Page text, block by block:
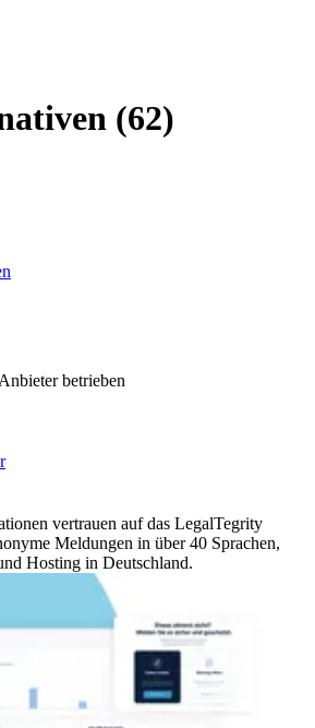
(62)
betrieben
vertrauen auf das LegalTegrity
Meldungen in über 40 Sprachen,
Hosting in Deutschland.